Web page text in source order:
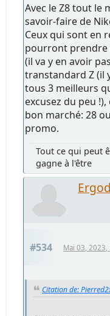
Avec le Z8 tout le
savoir-faire de
Ceux qui sont en
pourront prendre
(il va y en avoir
transtandard Z (il
tous 3 meilleurs
excusez du peu
bon marché: 28
promo.
Tout ce qui peut
gagne à l'être
#534 Mai 03, 2023,
Citation de: